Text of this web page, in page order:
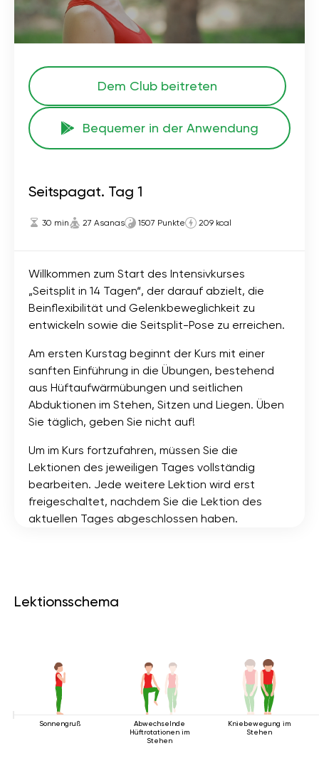
Dem Club beitreten
Bequemer in der Anwendung
Seitspagat. Tag 1
30 min 27 Asanas 1507 Punkte 209 kcal
Willkommen zum Start des Intensivkurses
„Seitsplit in 14 Tagen“, der darauf abzielt, die
Beinflexibilität und Gelenkbeweglichkeit zu
entwickeln sowie die Seitsplit-Pose zu erreichen.
Am ersten Kurstag beginnt der Kurs mit einer
sanften Einführung in die Übungen, bestehend
aus Hüftaufwärmübungen und seitlichen
Abduktionen im Stehen, Sitzen und Liegen. Üben
Sie täglich, geben Sie nicht auf!
Um im Kurs fortzufahren, müssen Sie die
Lektionen des jeweiligen Tages vollständig
bearbeiten. Jede weitere Lektion wird erst
freigeschaltet, nachdem Sie die Lektion des
aktuellen Tages abgeschlossen haben.
Lektionsschema
Sonnengruß
Abwechselnde
Hüftrotationen im
Stehen
Kniebewegung im
Stehen